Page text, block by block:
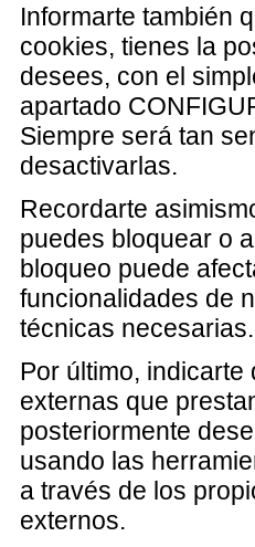
Informarte también
cookies, tienes la
desees, con el
apartado
Siempre será tan
desactivarlas.
Recordarte
puedes bloquear o
bloqueo puede
funcionalidades de
técnicas necesarias.
Por último,
externas que
posteriormente
usando las
a través de los
externos.